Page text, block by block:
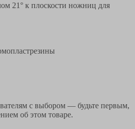
21° к плоскости ножниц для
с выбором — будьте первым,
об этом товаре.